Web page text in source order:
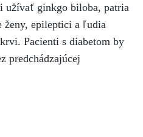
ginkgo biloba, patria
ženy, epileptici a ľudia
Pacienti s diabetom by
predchádzajúcej